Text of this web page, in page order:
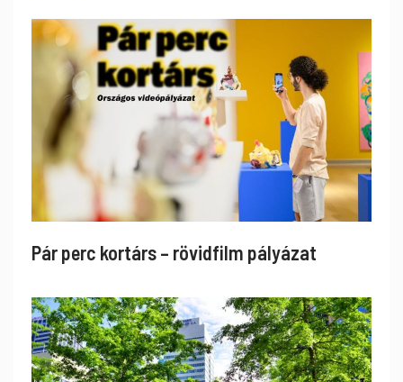
Pár perc kortárs – rövidfilm pályázat